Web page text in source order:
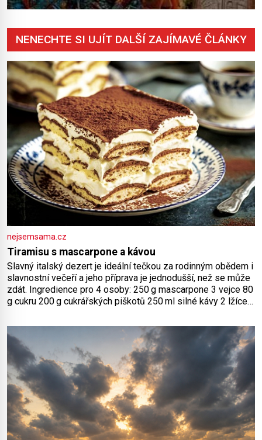
NENECHTE SI UJÍT DALŠÍ ZAJÍMAVÉ ČLÁNKY
nejsemsama.cz
Tiramisu s mascarpone a kávou
Slavný italský dezert je ideální tečkou za rodinným obědem i
slavnostní večeří a jeho příprava je jednodušší, než se může
zdát. Ingredience pro 4 osoby: 250 g mascarpone 3 vejce 80
g cukru 200 g cukrářských piškotů 250 ml silné kávy 2 lžíce
bílků. Žloutky vyšlehejte s cukrem do světlé pěny a postupně
do nich vmíchejte mascarpone, aby vznikl hladký